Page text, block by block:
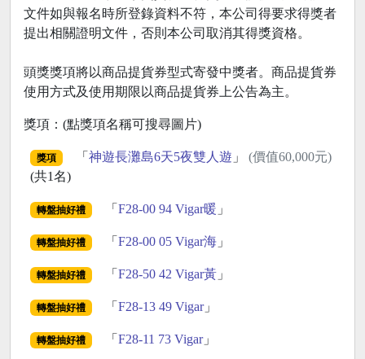
文件如與報名時所登錄資料不符，本公司得要求得獎者
提出相關證明文件，否則本公司取消其得獎資格。
頭獎獎項將以商品提貨券型式寄發中獎者。商品提貨券
使用方式及使用期限以商品提貨券上公告為主。
獎項：(點獎項名稱可搜尋圖片)
獎項 「 神遊長灘島6天5夜雙人遊 」 (價值60,000元)
(共1名)
轉盤抽好禮 「 F28-00 94 Vigar暖 」
轉盤抽好禮 「 F28-00 05 Vigar海」
轉盤抽好禮 「 F28-50 42 Vigar黃」
轉盤抽好禮 「 F28-13 49 Vigar」
轉盤抽好禮 「 F28-11 73 Vigar」